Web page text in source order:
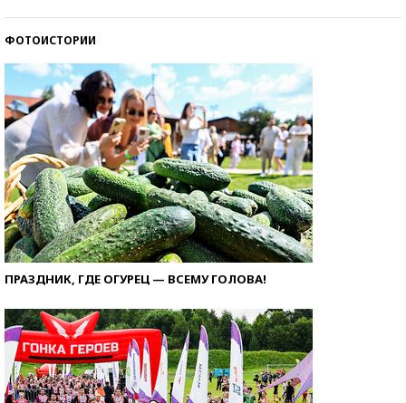
ФОТОИСТОРИИ
ПРАЗДНИК, ГДЕ ОГУРЕЦ — ВСЕМУ ГОЛОВА!